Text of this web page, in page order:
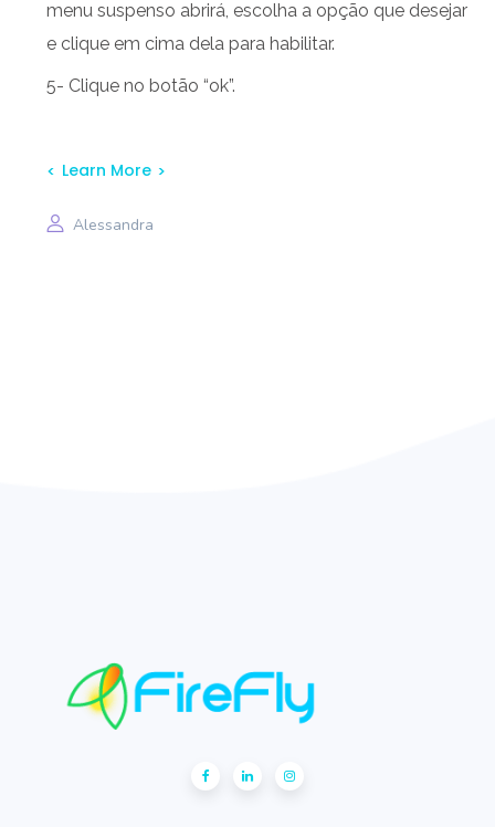
menu suspenso abrirá, escolha a opção que desejar
e clique em cima dela para habilitar.
5- Clique no botão “ok”.
Learn More
Alessandra